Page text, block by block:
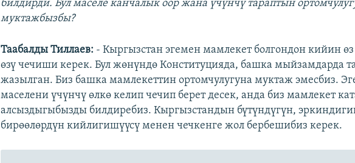
билдирди. Бул маселе канчалык оор жана үчүнчү тараптын
муктажбызбы?
Таабалды Тиллаев: - Кыргызстан эгемен мамлекет болгондон кийин
өзү чечиши керек. Бул жөнүндө Конституцияда, башка мыйзамдарда
жазылган. Биз башка мамлекеттин ортомчулугуна муктаж эмесбиз.
маселени үчүнчү өлкө келип чечип берет десек, анда биз мамлекет
алсыздыгыбызды билдиребиз. Кыргызстандын бүтүндүгүн,
бирөөлөрдүн кийлигишүүсү менен чечкенге жол бербешибиз керек.